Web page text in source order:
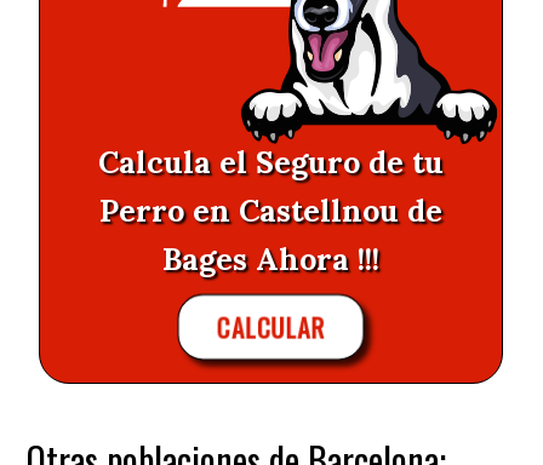
Calcula el Seguro de tu
Perro en Castellnou de
Bages Ahora !!!
CALCULAR